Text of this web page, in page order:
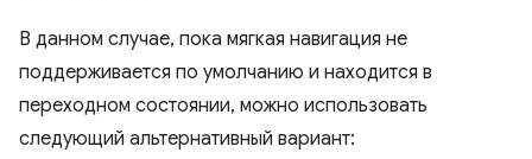
В данном случае, пока мягкая навигация не
поддерживается по умолчанию и находится в
переходном состоянии, можно использовать
следующий альтернативный вариант: